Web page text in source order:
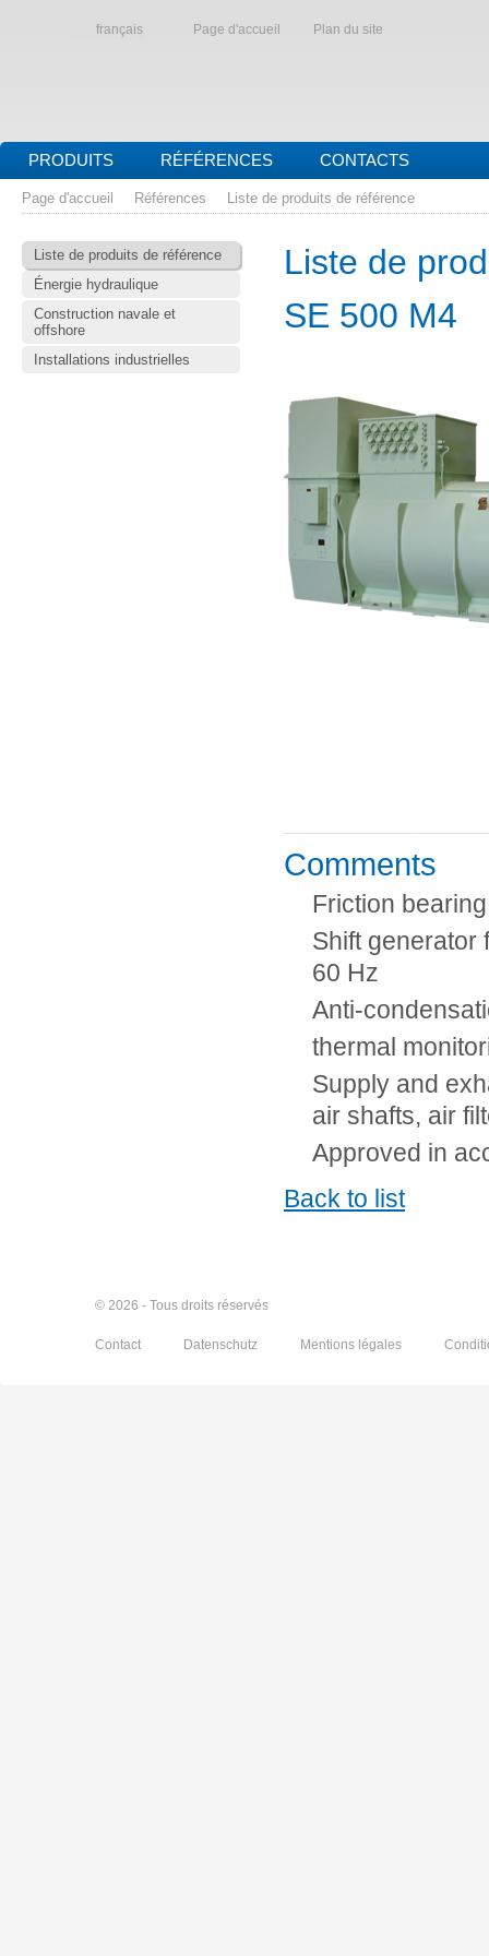
français Page d'accueil Plan du site
PRODUITS RÉFÉRENCES CONTACTS
Page d'accueil Références Liste de produits de référence
Liste de produits de référence
Énergie hydraulique
Construction navale et
offshore
Installations industrielles
Liste de
SE 500 M4
Comments
Friction
Shift generator
60 Hz
Anti-
thermal
Supply and
air shafts, air
Approved in
Back to list
© 2026 - Tous droits réservés
Contact Datenschutz Mentions légales